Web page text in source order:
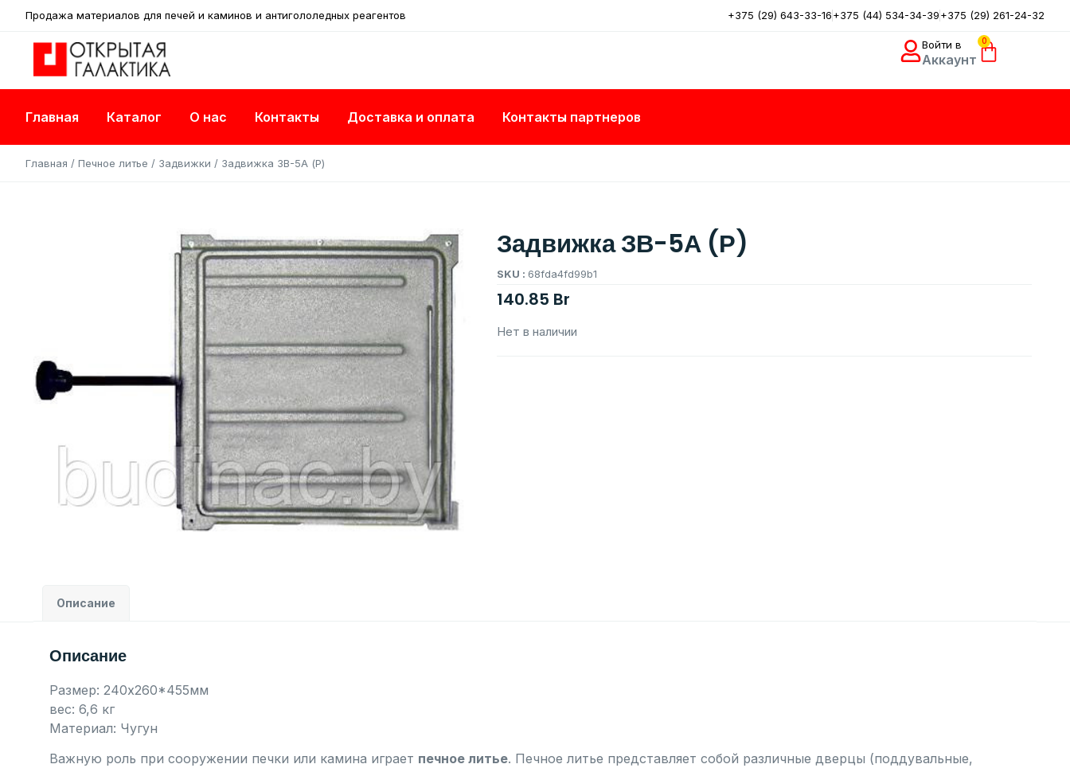
Продажа материалов для печей и каминов и антигололедных реагентов +375 (29) 643-33-16+375 (44) 534-34-39+375 (29) 261-24-32
Войти в
Аккаунт
0
Главная Каталог О нас Контакты Доставка и оплата Контакты партнеров
Главная / Печное литье / Задвижки / Задвижка ЗВ-5А (Р)
Задвижка ЗВ-5А (Р)
SKU : 68fda4fd99b1
140.85 Br
Нет в наличии
Описание
Описание
Размер: 240х260*455мм
вес: 6,6 кг
Материал: Чугун
Важную роль при сооружении печки или камина играет печное литье. Печное литье представляет собой различные дверцы (поддувальные,